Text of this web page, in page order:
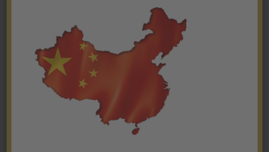
Granalien
Palladium
Platin